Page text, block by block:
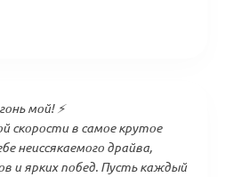
мой! ⚡
скорости в самое крутое
неиссякаемого драйва,
и ярких побед. Пусть каждый